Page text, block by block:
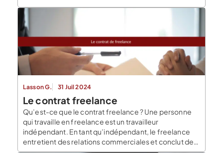
Lasson G. 31 Juil 2024
Le contrat freelance
Qu’est-ce que le contrat freelance ? Une personne
qui travaille en freelance est un travailleur
indépendant. En tant qu’indépendant, le freelance
entretient des relations commerciales et conclut des